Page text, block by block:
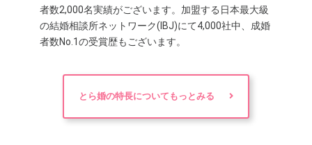
者数2,000名実績がございます。加盟する日本最大級
の結婚相談所ネットワーク(IBJ)にて4,000社中、成婚
者数No.1の受賞歴もございます。
とら婚の特長についてもっとみる